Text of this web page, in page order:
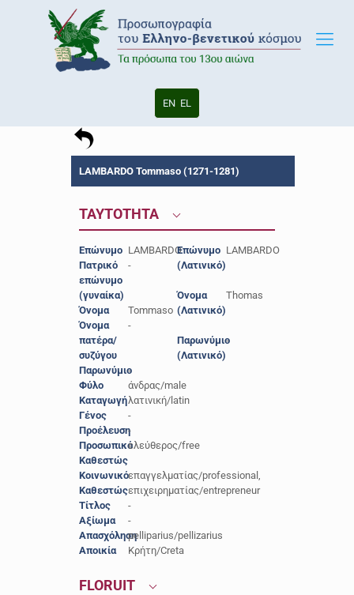
EN EL
LAMBARDO Tommaso (1271-1281)
ΤΑΥΤΟΤΗΤΑ
Επώνυμο LAMBARDO
Πατρικό
επώνυμο
(γυναίκα)
-
Όνομα
Tommaso
Όνομα
πατέρα/
συζύγου
-
Παρωνύμιο
-
Φύλο
άνδρας/male
Καταγωγήλατινική/latin
Γένος
-
Προέλευση-
Προσωπικό
Καθεστώς
ελεύθερος/free
Κοινωνικό
Καθεστώς
επαγγελματίας/professional,
επιχειρηματίας/entrepreneur
Τίτλος
-
Αξίωμα
-
Απασχόλησηpelliparius/pellizarius
Αποικία
Κρήτη/Creta
Επώνυμο
(Λατινικό)
LAMBARDO
Όνομα
(Λατινικό)
Thomas
Παρωνύμιο
(Λατινικό)
-
FLORUIT